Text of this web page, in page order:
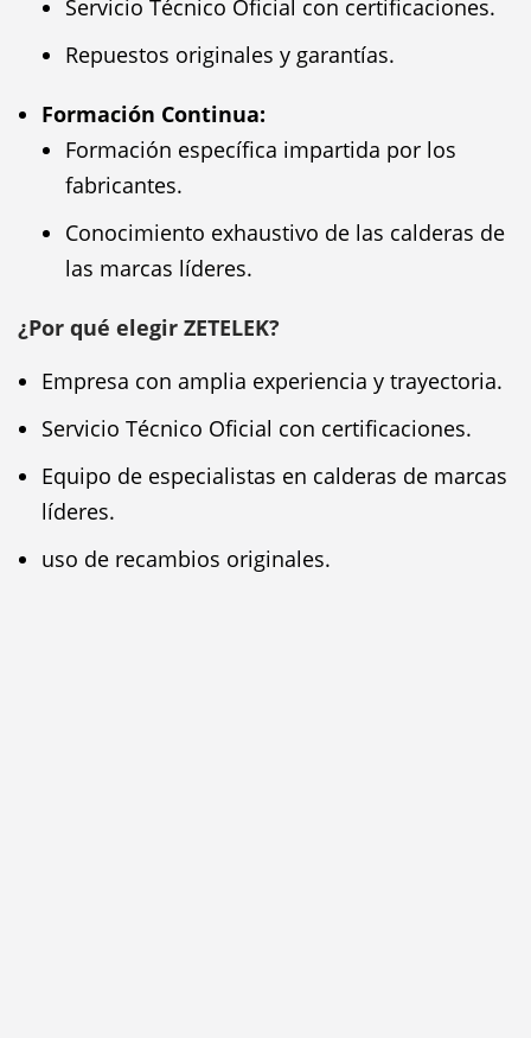
Servicio Técnico Oficial con certificaciones.
Repuestos originales y garantías.
Formación Continua:
Formación específica impartida por los
fabricantes.
Conocimiento exhaustivo de las calderas de
las marcas líderes.
¿Por qué elegir ZETELEK?
Empresa con amplia experiencia y trayectoria.
Servicio Técnico Oficial con certificaciones.
Equipo de especialistas en calderas de marcas
líderes.
uso de recambios originales.